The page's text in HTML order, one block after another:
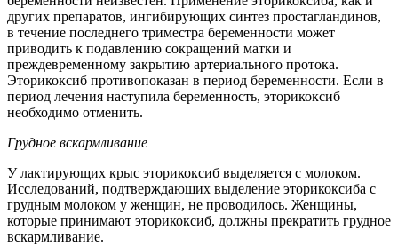
других препаратов, ингибирующих синтез простагландинов,
в течение последнего триместра беременности может
приводить к подавлению сокращений матки и
преждевременному закрытию артериального протока.
Эторикоксиб противопоказан в период беременности. Если в
период лечения наступила беременность, эторикоксиб
необходимо отменить.
Грудное вскармливание
У лактирующих крыс эторикоксиб выделяется с молоком.
Исследований, подтверждающих выделение эторикоксиба с
грудным молоком у женщин, не проводилось. Женщины,
которые принимают эторикоксиб, должны прекратить грудное
вскармливание.